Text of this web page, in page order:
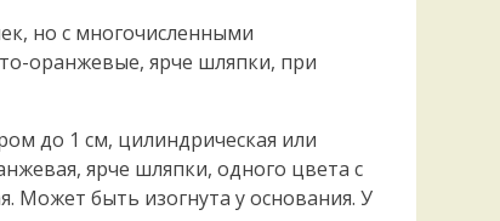
но с многочисленными
оранжевые, ярче шляпки, при
до 1 см, цилиндрическая или
ярче шляпки, одного цвета с
Может быть изогнута у основания. У